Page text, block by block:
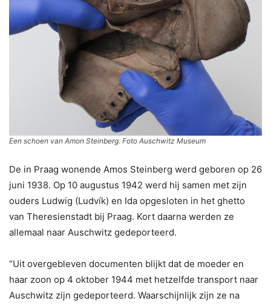
Een schoen van Amon Steinberg. Foto Auschwitz Museum
De in Praag wonende Amos Steinberg werd geboren op 26
juni 1938. Op 10 augustus 1942 werd hij samen met zijn
ouders Ludwig (Ludvík) en Ida opgesloten in het ghetto
van Theresienstadt bij Praag. Kort daarna werden ze
allemaal naar Auschwitz gedeporteerd.
“Uit overgebleven documenten blijkt dat de moeder en
haar zoon op 4 oktober 1944 met hetzelfde transport naar
Auschwitz zijn gedeporteerd. Waarschijnlijk zijn ze na